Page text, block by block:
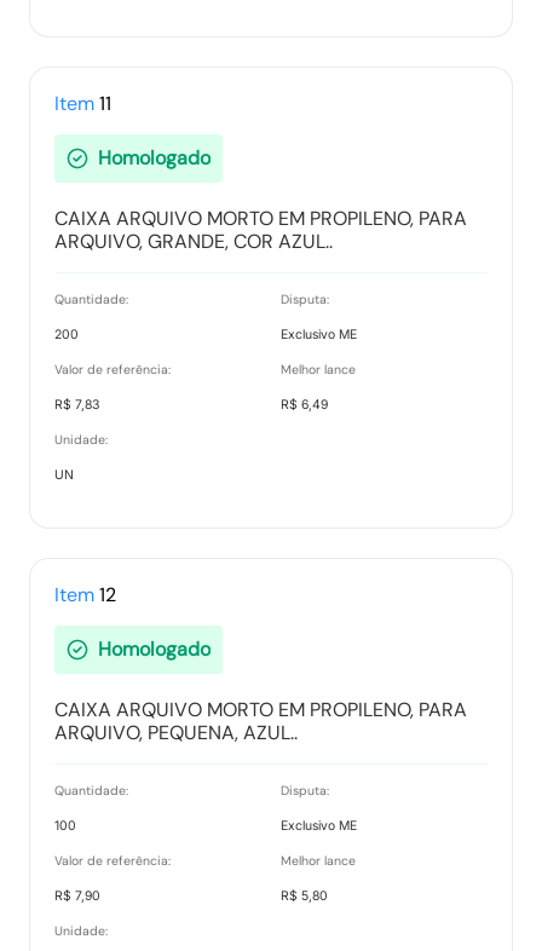
Item11
Homologado
CAIXA ARQUIVO MORTO EM PROPILENO, PARA
ARQUIVO, GRANDE, COR AZUL..
Quantidade:
200
Disputa:
Exclusivo ME
Valor de referência:
R$ 7,83
Melhor lance
R$ 6,49
Unidade:
UN
Item12
Homologado
CAIXA ARQUIVO MORTO EM PROPILENO, PARA
ARQUIVO, PEQUENA, AZUL..
Quantidade:
100
Disputa:
Exclusivo ME
Valor de referência:
R$ 7,90
Melhor lance
R$ 5,80
Unidade: